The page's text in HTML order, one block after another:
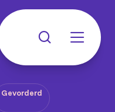
Gevorderd